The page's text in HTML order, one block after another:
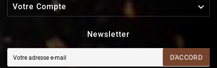
Votre Compte 
Newsletter
D'ACCORD